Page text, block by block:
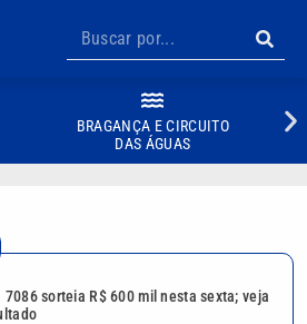
BRAGANÇA E CIRCUITO
DAS ÁGUAS
7086 sorteia R$ 600 mil nesta sexta; veja